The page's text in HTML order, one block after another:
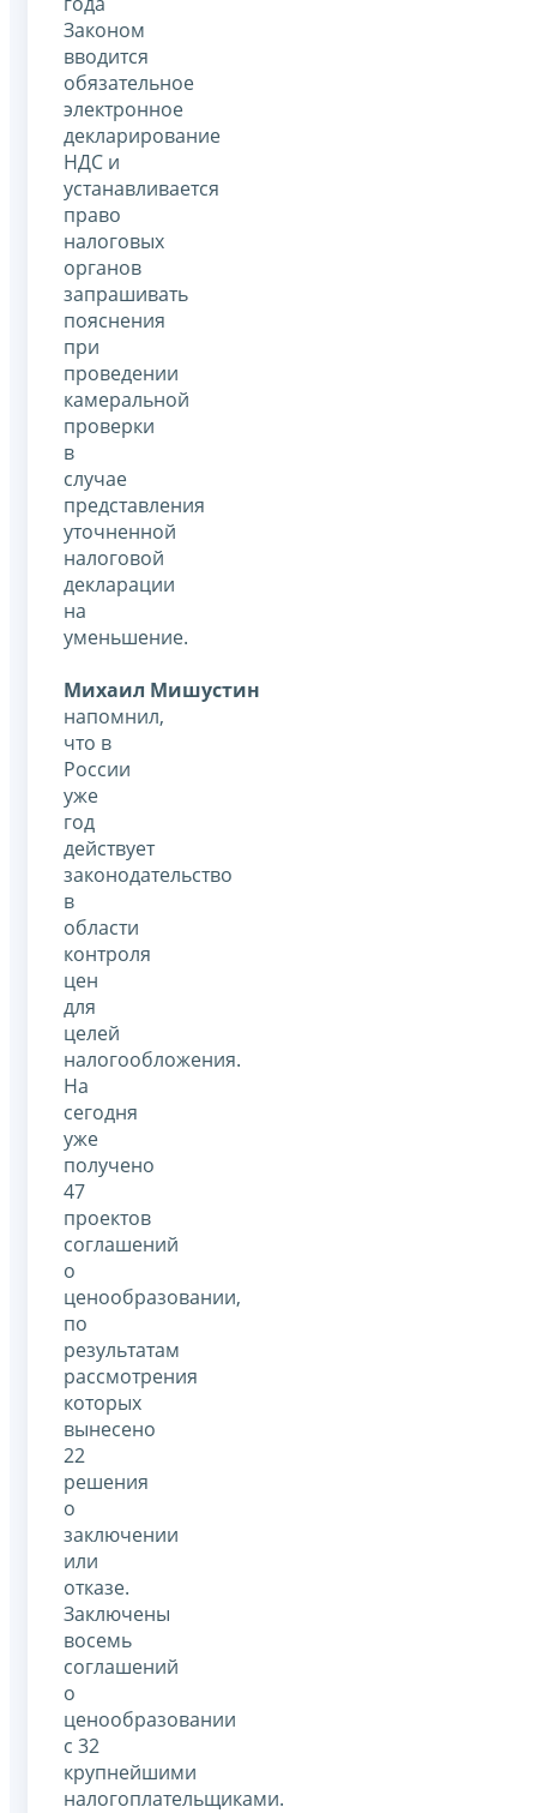
Законом
вводится
обязательное
электронное
декларирование
НДС и
устанавливается
право
налоговых
органов
запрашивать
пояснения
при
проведении
камеральной
проверки
в
случае
представления
уточненной
налоговой
декларации
на
уменьшение.
Михаил Мишустин
напомнил,
что в
России
уже
год
действует
законодательство
в
области
контроля
цен
для
целей
налогообложения.
На
сегодня
уже
получено
47
проектов
соглашений
о
ценообразовании,
по
результатам
рассмотрения
которых
вынесено
22
решения
о
заключении
или
отказе.
Заключены
восемь
соглашений
о
ценообразовании
с 32
крупнейшими
налогоплательщиками.